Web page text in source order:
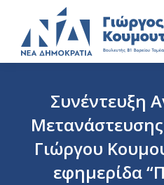
Συνέντευξη
Γιώργου
εφημερίδα